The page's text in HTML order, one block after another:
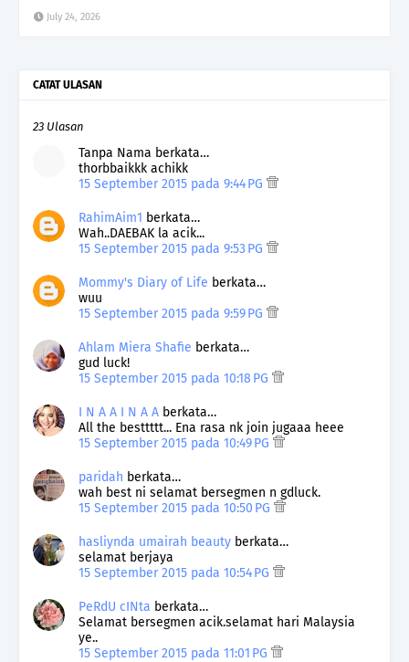
July 24, 2026
CATAT ULASAN
23 Ulasan
Tanpa Nama berkata…
thorbbaikkk achikk
15 September 2015 pada 9:44 PG
RahimAim1 berkata…
Wah..DAEBAK la acik...
15 September 2015 pada 9:53 PG
Mommy's Diary of Life berkata…
wuu
15 September 2015 pada 9:59 PG
Ahlam Miera Shafie berkata…
gud luck!
15 September 2015 pada 10:18 PG
I N A A I N A A berkata…
All the besttttt... Ena rasa nk join jugaaa heee
15 September 2015 pada 10:49 PG
paridah berkata…
wah best ni selamat bersegmen n gdluck.
15 September 2015 pada 10:50 PG
hasliynda umairah beauty berkata…
selamat berjaya
15 September 2015 pada 10:54 PG
PeRdU cINta berkata…
Selamat bersegmen acik.selamat hari Malaysia
ye..
15 September 2015 pada 11:01 PG